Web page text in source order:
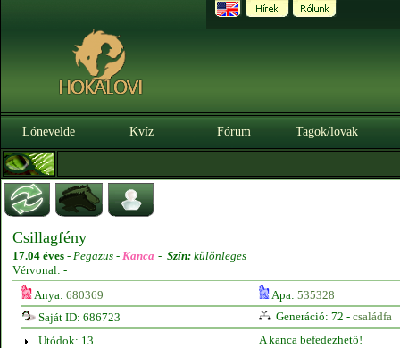
Lónevelde Kvíz Fórum Tagok/lovak
Csillagfény
17.04 éves - Pegazus - Kanca - Szín: különleges
Vérvonal: -
Anya: 680369 Apa: 535328
Saját ID: 686723
Generáció: 72 - családfa
Utódok: 13
A kanca befedezhető!